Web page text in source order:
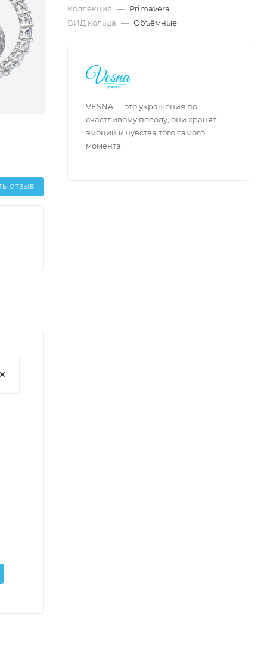
ОТЗЫВ
Коллекция — Primavera
ВИД кольца — Объёмные
VESNA — это украшения по
счастливому поводу, они хранят
эмоции и чувства того самого
момента.